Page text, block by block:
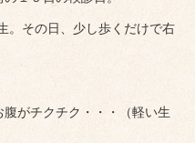
。その日、少し歩くだけで右
がチクチク・・・（軽い生